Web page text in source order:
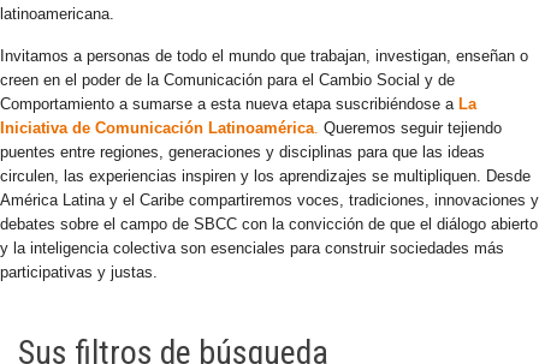
latinoamericana.
Invitamos a personas de todo el mundo que trabajan, investigan, enseñan o
creen en el poder de la Comunicación para el Cambio Social y de
Comportamiento a sumarse a esta nueva etapa suscribiéndose a La
Iniciativa de Comunicación Latinoamérica. Queremos seguir tejiendo
puentes entre regiones, generaciones y disciplinas para que las ideas
circulen, las experiencias inspiren y los aprendizajes se multipliquen. Desde
América Latina y el Caribe compartiremos voces, tradiciones, innovaciones y
debates sobre el campo de SBCC con la convicción de que el diálogo abierto
y la inteligencia colectiva son esenciales para construir sociedades más
participativas y justas.
Sus filtros de búsqueda